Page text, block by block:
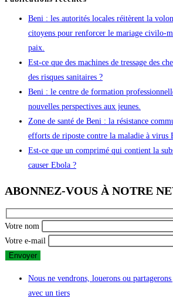
Beni : les autorités locales réitèrent la
citoyens pour renforcer le mariage civilo-
paix.
Est-ce que des machines de tressage des
des risques sanitaires ?
Beni : le centre de formation
nouvelles perspectives aux jeunes.
Zone de santé de Beni : la résistance
efforts de riposte contre la maladie à virus
Est-ce que un comprimé qui contient la
causer Ebola ?
ABONNEZ-VOUS À NOTRE
Votre nom
Votre e-mail
Nous ne vendrons, louerons ou
avec un tiers